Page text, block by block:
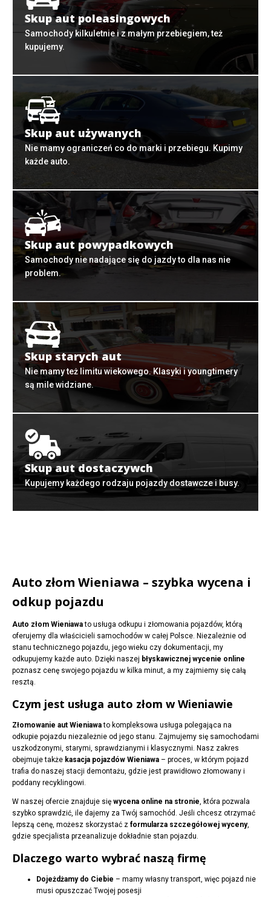
Skup aut poleasingowych
Samochody kilkuletnie i z małym przebiegiem, też
kupujemy.
Skup aut używanych
Nie mamy ograniczeń co do marki i przebiegu. Kupimy
każde auto.
Skup aut powypadkowych
Samochody nie nadające się do jazdy to dla nas nie
problem.
Skup starych aut
Nie mamy też limitu wiekowego. Klasyki i youngtimery
są mile widziane.
Skup aut dostaczywch
Kupujemy każdego rodzaju pojazdy dostawcze i busy.
Auto złom Wieniawa – szybka wycena i
odkup pojazdu
Auto złom Wieniawato usługa odkupu i złomowania pojazdów, którą
oferujemy dla właścicieli samochodów w całej Polsce. Niezależnie od
stanu technicznego pojazdu, jego wieku czy dokumentacji, my
odkupujemy każde auto. Dzięki naszej błyskawicznej wycenie online
poznasz cenę swojego pojazdu w kilka minut, a my zajmiemy się całą
resztą.
Czym jest usługa auto złom w Wieniawie
Złomowanie aut Wieniawato kompleksowa usługa polegająca na
odkupie pojazdu niezależnie od jego stanu. Zajmujemy się samochodami
uszkodzonymi, starymi, sprawdzianymi i klasycznymi. Nasz zakres
obejmuje także kasacja pojazdów Wieniawa – proces, w którym pojazd
trafia do naszej stacji demontażu, gdzie jest prawidłowo złomowany i
poddany recyklingowi.
W naszej ofercie znajduje się wycena online na stronie, która pozwala
szybko sprawdzić, ile dajemy za Twój samochód. Jeśli chcesz otrzymać
lepszą cenę, możesz skorzystać z formularza szczegółowej wyceny,
gdzie specjalista przeanalizuje dokładnie stan pojazdu.
Dlaczego warto wybrać naszą firmę
Dojeżdżamy do Ciebie – mamy własny transport, więc pojazd nie
musi opuszczać Twojej posesji